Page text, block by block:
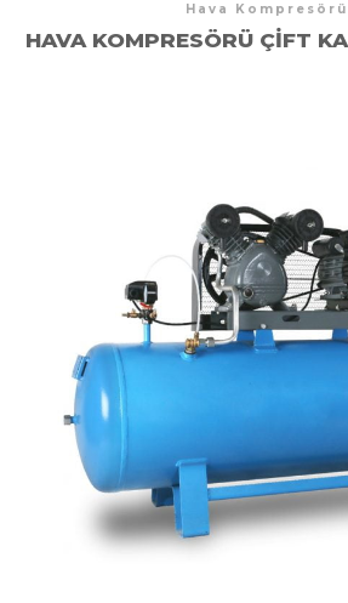
Hava Kompresörü
HAVA KOMPRESÖRÜ ÇIFT